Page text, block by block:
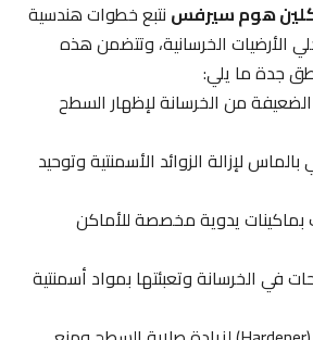
هوم سيرفسنتبع خطوات هندسية
الخرسانية، وتتضمن هذه
جدة ما يلي:
من الخرسانة لإظهار السطح
لإزالة الزوائد الأسمنتية وتوحيد
يدوية مخصصة للأماكن
الخرسانة وتعبئتها بمواد أسمنتية